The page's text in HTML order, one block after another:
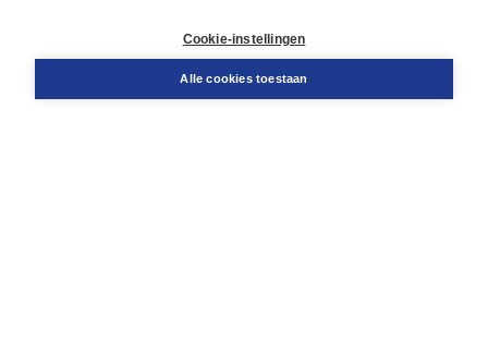
Cookie-instellingen
Alle cookies toestaan